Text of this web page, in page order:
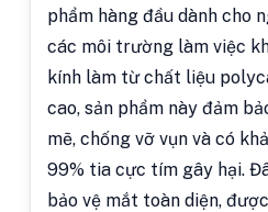
phẩm hàng đầu dành cho
các môi trường làm việc
kính làm từ chất liệu
cao, sản phẩm này đảm
mẽ, chống vỡ vụn và có
99% tia cực tím gây hại.
bảo vệ mắt toàn diện,